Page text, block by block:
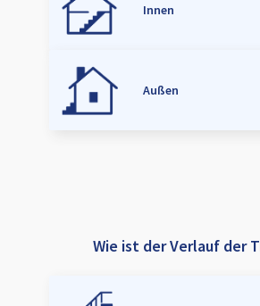
Innen
Außen
Wie ist der Verlauf der